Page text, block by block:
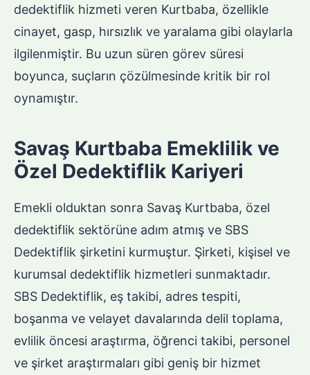
dedektiflik hizmeti veren Kurtbaba, özellikle
cinayet, gasp, hırsızlık ve yaralama gibi olaylarla
ilgilenmiştir. Bu uzun süren görev süresi
boyunca, suçların çözülmesinde kritik bir rol
oynamıştır.
Savaş Kurtbaba Emeklilik ve
Özel Dedektiflik Kariyeri
Emekli olduktan sonra Savaş Kurtbaba, özel
dedektiflik sektörüne adım atmış ve SBS
Dedektiflik şirketini kurmuştur. Şirketi, kişisel ve
kurumsal dedektiflik hizmetleri sunmaktadır.
SBS Dedektiflik, eş takibi, adres tespiti,
boşanma ve velayet davalarında delil toplama,
evlilik öncesi araştırma, öğrenci takibi, personel
ve şirket araştırmaları gibi geniş bir hizmet